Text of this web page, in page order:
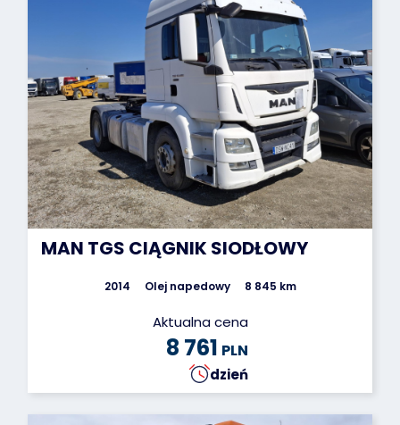
MAN TGS CIĄGNIK SIODŁOWY
2014 Olej napedowy 8 845 km
Aktualna cena
8 761 PLN
dzień